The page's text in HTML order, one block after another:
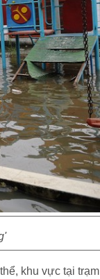
khu vực tại trạm